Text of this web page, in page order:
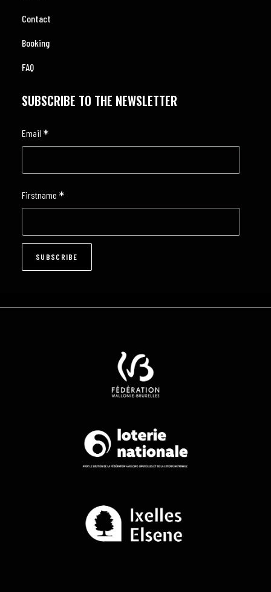
Contact
Booking
FAQ
SUBSCRIBE TO THE NEWSLETTER
Email *
Firstname *